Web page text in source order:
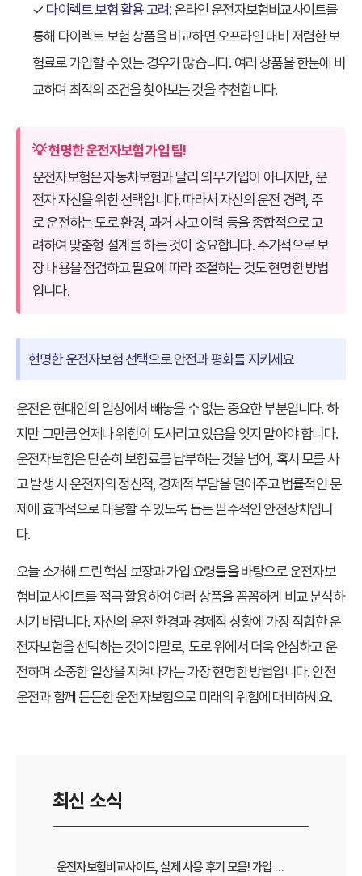
✓ 다이렉트 보험 활용 고려:온라인운전자보험비교사이트를
통해 다이렉트 보험 상품을 비교하면 오프라인 대비 저렴한 보
험료로 가입할 수 있는 경우가 많습니다. 여러 상품을 한눈에 비
교하며 최적의 조건을 찾아보는 것을 추천합니다.
💡 현명한 운전자보험 가입 팁!
운전자보험은 자동차보험과 달리 의무 가입이 아니지만, 운
전자 자신을 위한 선택입니다. 따라서 자신의 운전 경력, 주
로 운전하는 도로 환경, 과거 사고 이력 등을 종합적으로 고
려하여 맞춤형 설계를 하는 것이 중요합니다. 주기적으로 보
장 내용을 점검하고 필요에 따라 조절하는 것도 현명한 방법
입니다.
현명한 운전자보험 선택으로 안전과 평화를 지키세요
운전은 현대인의 일상에서 빼놓을 수 없는 중요한 부분입니다. 하
지만 그만큼 언제나 위험이 도사리고 있음을 잊지 말아야 합니다.
운전자보험은 단순히 보험료를 납부하는 것을 넘어, 혹시 모를 사
고 발생 시 운전자의 정신적, 경제적 부담을 덜어주고 법률적인 문
제에 효과적으로 대응할 수 있도록 돕는 필수적인 안전장치입니
다.
오늘 소개해 드린 핵심 보장과 가입 요령들을 바탕으로운전자보
험비교사이트를 적극 활용하여 여러 상품을 꼼꼼하게 비교 분석하
시기 바랍니다. 자신의 운전 환경과 경제적 상황에 가장 적합한 운
전자보험을 선택하는 것이야말로, 도로 위에서 더욱 안심하고 운
전하며 소중한 일상을 지켜나가는 가장 현명한 방법입니다. 안전
운전과 함께 든든한 운전자보험으로 미래의 위험에 대비하세요.
최신 소식
운전자보험비교사이트, 실제 사용 후기 모음! 가입 전 반드시 봐야 할 꿀팁